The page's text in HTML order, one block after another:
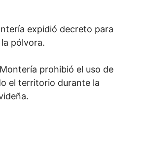
expidió decreto para
pólvora.
prohibió el uso de
el territorio durante la